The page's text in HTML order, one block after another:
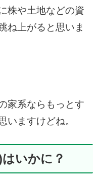
株や土地などの資
ね上がると思いま
家系ならもっとす
いますけどね。
いかに？